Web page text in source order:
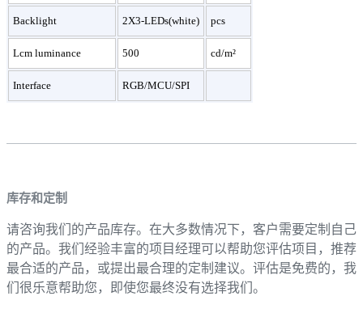
Backlight 2X3-LEDs(white) pcs
Lcm luminance 500 cd/m²
Interface RGB/MCU/SPI
库存和定制
请咨询我们的产品库存。在大多数情况下，客户需要定制自己
的产品。我们经验丰富的项目经理可以帮助您评估项目，推荐
最合适的产品，或提出最合理的定制建议。评估是免费的，我
们很乐意帮助您，即使您最终没有选择我们。